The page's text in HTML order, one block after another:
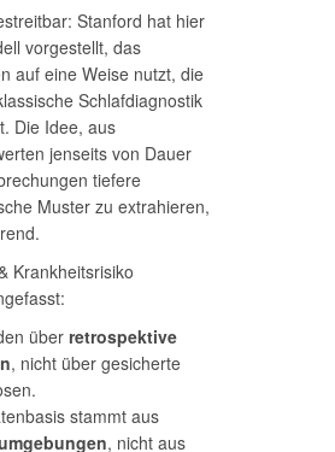
Stanford hat hier
vorgestellt, das
auf eine Weise nutzt, die
Schlafdiagnostik
Die Idee, aus
jenseits von Dauer
tiefere
Muster zu extrahieren,
Krankheitsrisiko
über retrospektive
, nicht über gesicherte
stammt aus
, nicht aus